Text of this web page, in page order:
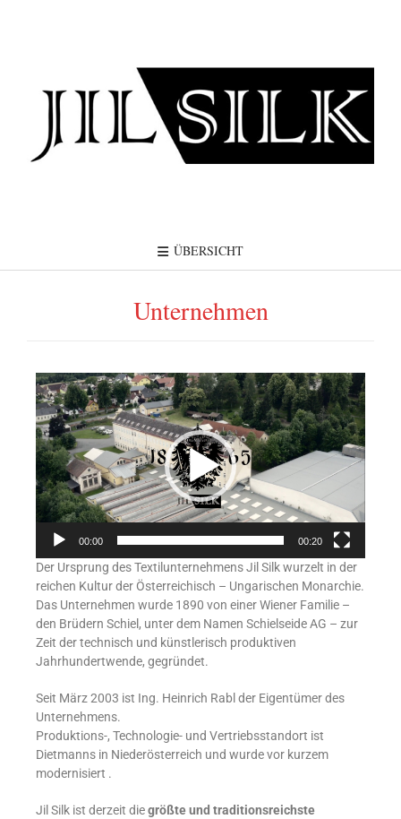
ÜBERSICHT
Unternehmen
Video
Player
00:00 00:20
Der Ursprung des Textilunternehmens Jil Silk wurzelt in der
reichen Kultur der Österreichisch – Ungarischen Monarchie.
Das Unternehmen wurde 1890 von einer Wiener Familie –
den Brüdern Schiel, unter dem Namen Schielseide AG – zur
Zeit der technisch und künstlerisch produktiven
Jahrhundertwende, gegründet.
Seit März 2003 ist Ing. Heinrich Rabl der Eigentümer des
Unternehmens.
Produktions-, Technologie- und Vertriebsstandort ist
Dietmanns in Niederösterreich und wurde vor kurzem
modernisiert .
Jil Silk ist derzeit diegrößte und traditionsreichste